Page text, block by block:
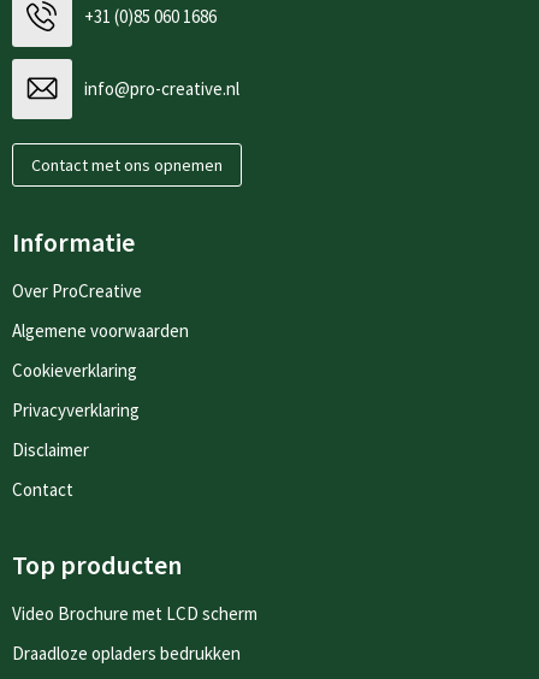
+31 (0)85 060 1686
info@pro-creative.nl
Contact met ons opnemen
Informatie
Over ProCreative
Algemene voorwaarden
Cookieverklaring
Privacyverklaring
Disclaimer
Contact
Top producten
Video Brochure met LCD scherm
Draadloze opladers bedrukken